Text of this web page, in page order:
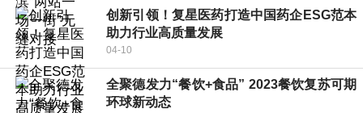
创新引领！复星医药打造中国药企ESG范本
助力行业高质量发展
04-10
全聚德发力“餐饮+食品” 2023餐饮复苏可期
环球新动态